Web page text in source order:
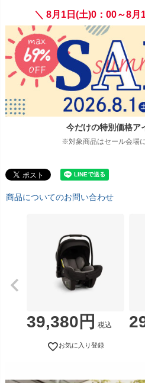
＼ 8月1日(土)0：00～8月
今だけの特別価格ア
※対象商品はセール会場
商品についてのお問い合わせ
39,380 税込
お気に入り登録